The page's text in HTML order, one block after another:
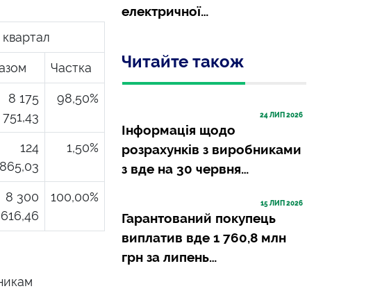
квартал
Частка
8 175
751,43
98,50%
124
865,03
1,50%
8 300
616,46
100,00%
електричної…
Читайте також
24 ЛИП 2026
Інформація щодо
розрахунків з виробниками
з вде на 30 червня…
15 ЛИП 2026
Гарантований покупець
виплатив вде 1 760,8 млн
грн за липень…